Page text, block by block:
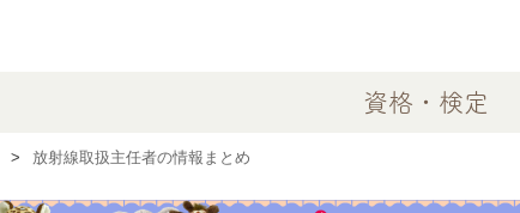
資格・検定
放射線取扱主任者の情報まとめ